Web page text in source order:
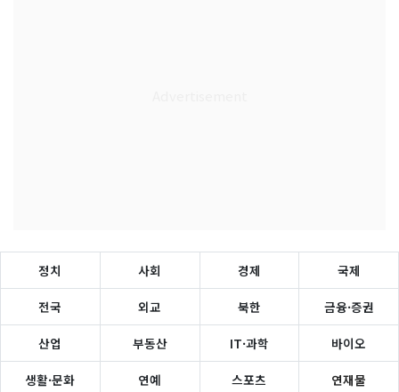
정치 사회 경제 국제
전국 외교 북한 금융·증권
산업 부동산 IT·과학 바이오
생활·문화 연예 스포츠 연재물